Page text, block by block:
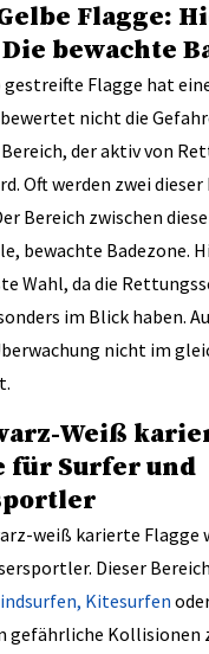
Flagge:
bewachte
Flagge hat
nicht die
der aktiv von
Oft werden zwei
Bereich zwischen
bewachte Badezone.
Wahl, da die
im Blick haben.
nicht im
Weiß
für Surfer und
weiß karierte Flagge
Dieser
Kitesurfen
gefährliche Kollisionen